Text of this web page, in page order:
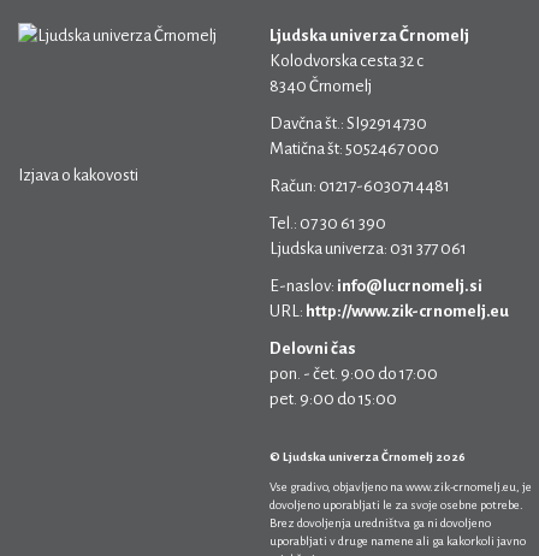
Izjava o kakovosti
Ljudska univerza Črnomelj
Kolodvorska cesta 32 c
8340 Črnomelj
Davčna št.: SI92914730
Matična št: 5052467 000
Račun: 01217-6030714481
Tel.: 07 30 61 390
Ljudska univerza: 031 377 061
E-naslov: info@lucrnomelj.si
URL: http://www.zik-crnomelj.eu
Delovni čas
pon. - čet. 9:00 do 17:00
pet. 9:00 do 15:00
© Ljudska univerza Črnomelj 2026
Vse gradivo, objavljeno na www.zik-crnomelj.eu , je
dovoljeno uporabljati le za svoje osebne potrebe.
Brez dovoljenja uredništva ga ni dovoljeno
uporabljati v druge namene ali ga kakorkoli javno